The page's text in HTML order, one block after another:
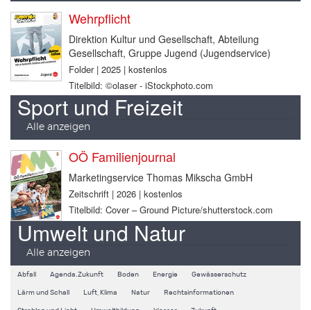
Wehrpflicht
Direktion Kultur und Gesellschaft, Abteilung
Gesellschaft, Gruppe Jugend (Jugendservice)
Folder | 2025 | kostenlos
Titelbild: ©olaser - iStockphoto.com
Sport und Freizeit
Alle anzeigen
OÖ Familienjournal
Marketingservice Thomas Mikscha GmbH
Zeitschrift | 2026 | kostenlos
Titelbild: Cover – Ground Picture/shutterstock.com
Umwelt und Natur
Alle anzeigen
Abfall Agenda.Zukunft Boden Energie Gewässerschutz
Lärm und Schall Luft, Klima Natur Rechtsinformationen